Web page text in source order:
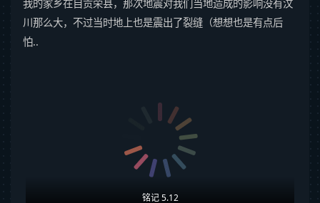
我的家乡在自贡荣县，那次地震对我们当地造成的影响没有汶
川那么大，不过当时地上也是震出了裂缝（想想也是有点后
怕..
铭记 5.12